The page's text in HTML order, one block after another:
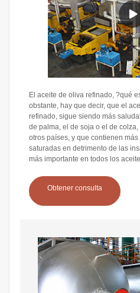
El aceite de oliva refinado, ?qué
obstante, hay que decir, que el
refinado, sigue siendo más
de palma, el de soja o el de
otros países, y que contienen
saturadas en detrimento de las
más importante en todos los
Obtener consulta